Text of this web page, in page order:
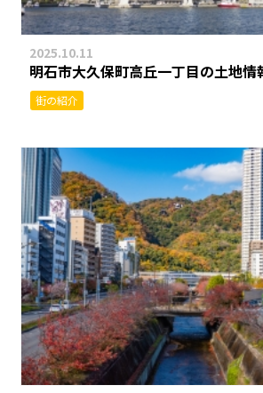
2025.10.11
明石市大久保町高丘一丁目の土地情
街の紹介